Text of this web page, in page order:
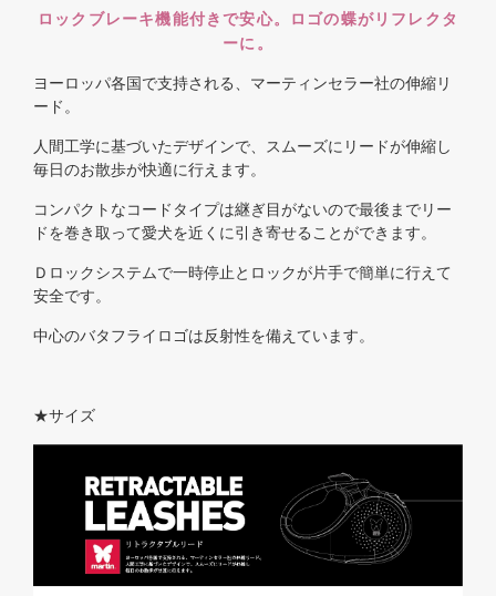
ロックブレーキ機能付きで安心。ロゴの蝶がリフレクタ
ーに。
ヨーロッパ各国で支持される、マーティンセラー社の伸縮リ
ード。
人間工学に基づいたデザインで、スムーズにリードが伸縮し
毎日のお散歩が快適に行えます。
コンパクトなコードタイプは継ぎ目がないので最後までリー
ドを巻き取って愛犬を近くに引き寄せることができます。
Ｄロックシステムで一時停止とロックが片手で簡単に行えて
安全です。
中心のバタフライロゴは反射性を備えています。
★サイズ